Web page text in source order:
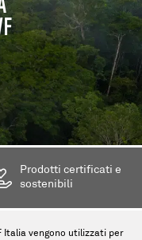
Prodotti certificati e
sostenibili
Italia vengono utilizzati per